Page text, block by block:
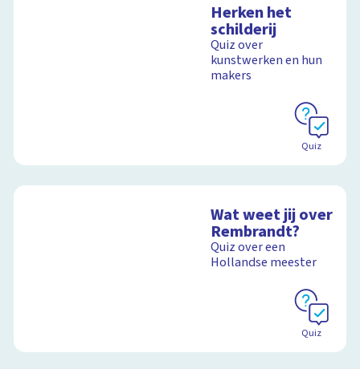
Schoolplaat
schoolplaat over de
geheimen van dit
grote schilderij van
Rembrandt
Schoolplaat
Herken het
schilderij
Quiz over
kunstwerken en hun
makers
Quiz
Wat weet jij over
Rembrandt?
Quiz over een
Hollandse meester
Quiz